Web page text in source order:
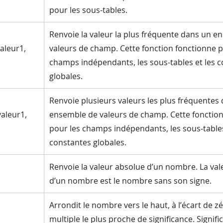
pour les sous-tables.
Renvoie la valeur la plus fréquente dans un
valeurs de champ. Cette fonction fonctionne
champs indépendants, les sous-tables et les
globales.
Renvoie plusieurs valeurs les plus fréquentes
ensemble de valeurs de champ. Cette
pour les champs indépendants, les sous-
constantes globales.
Renvoie la valeur absolue d’un nombre. La
d’un nombre est le nombre sans son signe.
Arrondit le nombre vers le haut, à l’écart de
multiple le plus proche de significance.